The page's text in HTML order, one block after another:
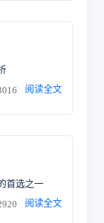
阅读全文
首选之一
阅读全文